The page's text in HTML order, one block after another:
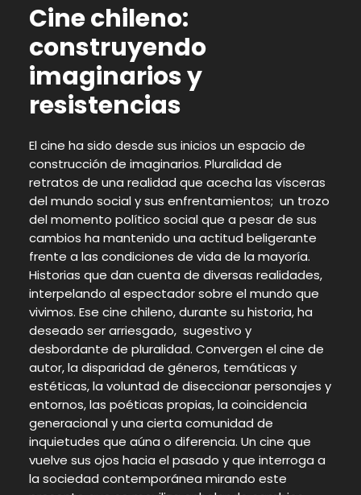
Cine chileno:
construyendo
imaginarios y
resistencias
El cine ha sido desde sus inicios un espacio de
construcción de imaginarios. Pluralidad de
retratos de una realidad que acecha las vísceras
del mundo social y sus enfrentamientos; un trozo
del momento político social que a pesar de sus
cambios ha mantenido una actitud beligerante
frente a las condiciones de vida de la mayoría.
Historias que dan cuenta de diversas realidades,
interpelando al espectador sobre el mundo que
vivimos. Ese cine chileno, durante su historia, ha
deseado ser arriesgado, sugestivo y
desbordante de pluralidad. Convergen el cine de
autor, la disparidad de géneros, temáticas y
estéticas, la voluntad de diseccionar personajes y
entornos, las poéticas propias, la coincidencia
generacional y una cierta comunidad de
inquietudes que aúna o diferencia. Un cine que
vuelve sus ojos hacia el pasado y que interroga a
la sociedad contemporánea mirando este